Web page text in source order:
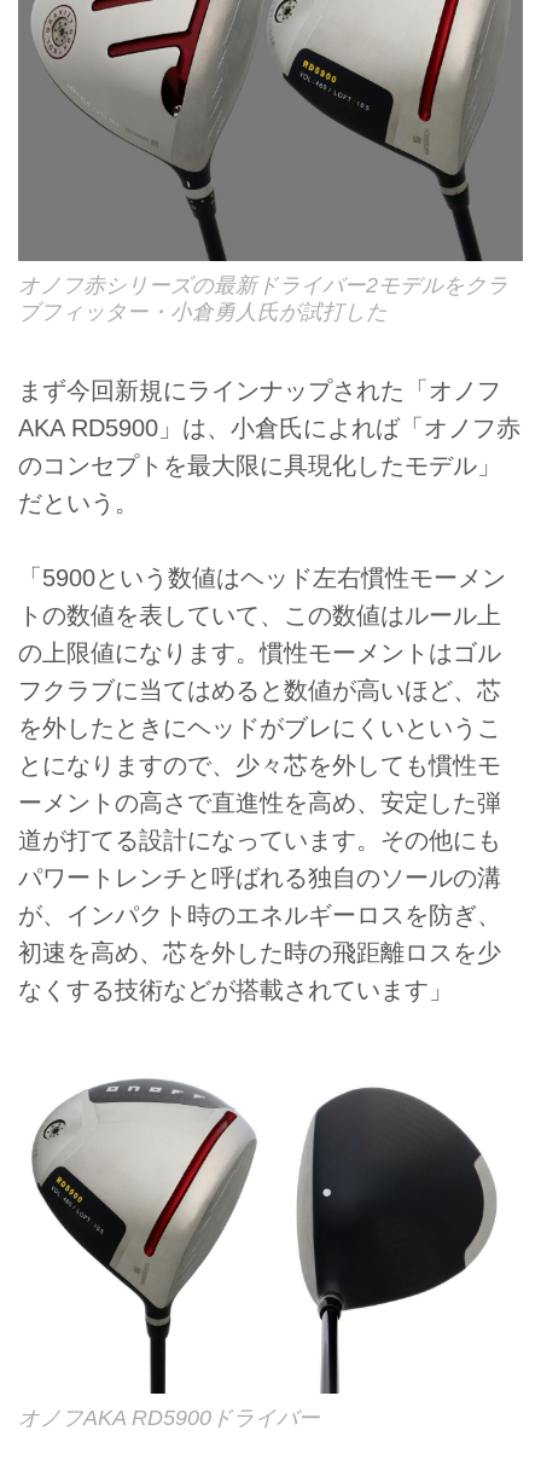
オノフ赤シリーズの最新ドライバー2モデルをクラ
ブフィッター・小倉勇人氏が試打した
まず今回新規にラインナップされた「オノフ
AKA RD5900」は、小倉氏によれば「オノフ赤
のコンセプトを最大限に具現化したモデル」
だという。
「5900という数値はヘッド左右慣性モーメン
トの数値を表していて、この数値はルール上
の上限値になります。慣性モーメントはゴル
フクラブに当てはめると数値が高いほど、芯
を外したときにヘッドがブレにくいというこ
とになりますので、少々芯を外しても慣性モ
ーメントの高さで直進性を高め、安定した弾
道が打てる設計になっています。その他にも
パワートレンチと呼ばれる独自のソールの溝
が、インパクト時のエネルギーロスを防ぎ、
初速を高め、芯を外した時の飛距離ロスを少
なくする技術などが搭載されています」
オノフAKA RD5900ドライバー